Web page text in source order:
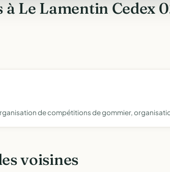
Le Lamentin Cedex
de compétitions de gommier,
voisines